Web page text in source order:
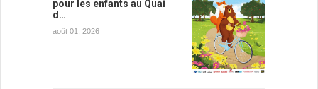
pour les enfants au Quai
d…
août 01, 2026